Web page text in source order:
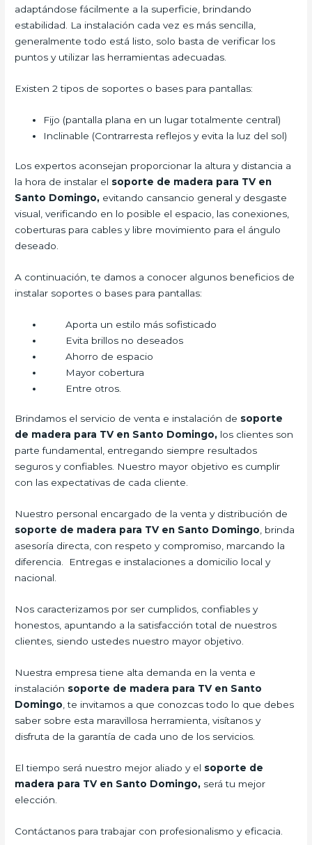
adaptándose fácilmente a la superficie, brindando
estabilidad. La instalación cada vez es más sencilla,
generalmente todo está listo, solo basta de verificar los
puntos y utilizar las herramientas adecuadas.
Existen 2 tipos de soportes o bases para pantallas:
Fijo (pantalla plana en un lugar totalmente central)
Inclinable (Contrarresta reflejos y evita la luz del sol)
Los expertos aconsejan proporcionar la altura y distancia a
la hora de instalar el soporte de madera para TV en
Santo Domingo, evitando cansancio general y desgaste
visual, verificando en lo posible el espacio, las conexiones,
coberturas para cables y libre movimiento para el ángulo
deseado.
A continuación, te damos a conocer algunos beneficios de
instalar soportes o bases para pantallas:
Aporta un estilo más sofisticado
Evita brillos no deseados
Ahorro de espacio
Mayor cobertura
Entre otros.
Brindamos el servicio de venta e instalación de soporte
de madera para TV en Santo Domingo, los clientes son
parte fundamental, entregando siempre resultados
seguros y confiables. Nuestro mayor objetivo es cumplir
con las expectativas de cada cliente.
Nuestro personal encargado de la venta y distribución de
soporte de madera para TV en Santo Domingo, brinda
asesoría directa, con respeto y compromiso, marcando la
diferencia. Entregas e instalaciones a domicilio local y
nacional.
Nos caracterizamos por ser cumplidos, confiables y
honestos, apuntando a la satisfacción total de nuestros
clientes, siendo ustedes nuestro mayor objetivo.
Nuestra empresa tiene alta demanda en la venta e
instalación soporte de madera para TV en Santo
Domingo , te invitamos a que conozcas todo lo que debes
saber sobre esta maravillosa herramienta, visítanos y
disfruta de la garantía de cada uno de los servicios.
El tiempo será nuestro mejor aliado y el soporte de
madera para TV en Santo Domingo, será tu mejor
elección.
Contáctanos para trabajar con profesionalismo y eficacia.